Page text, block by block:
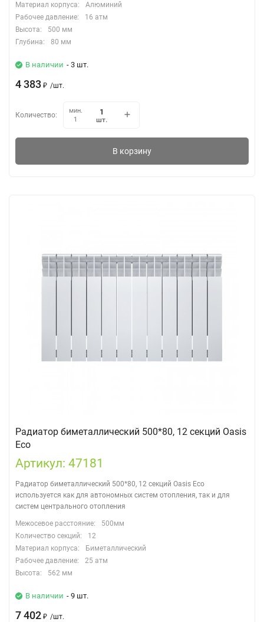
Материал корпуса:
Алюминий
Рабочее давление:
16 атм
Высота:
500 мм
Глубина:
80 мм
В наличии - 3 шт.
4 383 ₽ /шт.
Количество:
мин.
1
шт.
В корзину
Радиатор биметаллический 500*80, 12 секций Oasis
Eco
Артикул: 47181
Радиатор биметаллический 500*80, 12 секций Oasis Eco
используется как для автономных систем отопления, так и для
систем центрального отопления
Межосевое расстояние:
500мм
Количество секций:
12
Материал корпуса:
Биметаллический
Рабочее давление:
25 атм
Высота:
562 мм
В наличии - 9 шт.
7 402 ₽ /шт.